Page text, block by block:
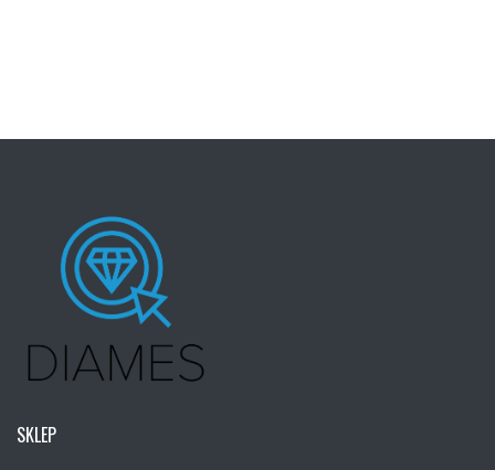
SKLEP